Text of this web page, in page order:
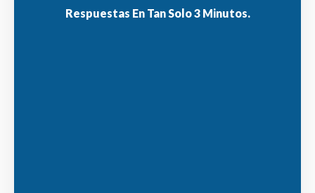
Respuestas En Tan Solo 3 Minutos.